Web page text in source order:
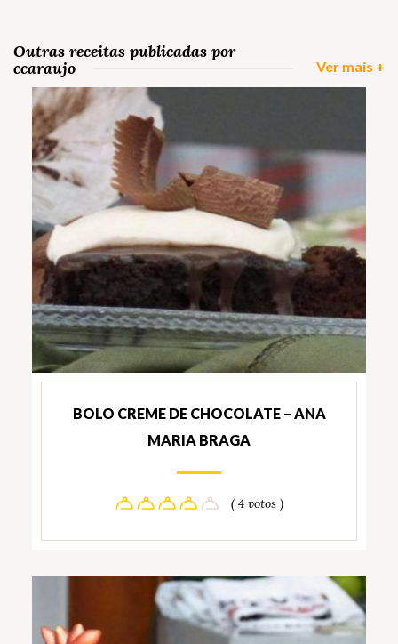
Outras receitas publicadas por
ccaraujo
Ver mais +
BOLO CREME DE CHOCOLATE – ANA
MARIA BRAGA
( 4 votos )